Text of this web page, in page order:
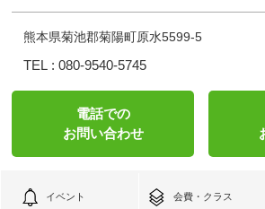
熊本県菊池郡菊陽町原水5599-5
TEL :080-9540-5745
電話での
お問い合わせ
イベント 会費・クラス